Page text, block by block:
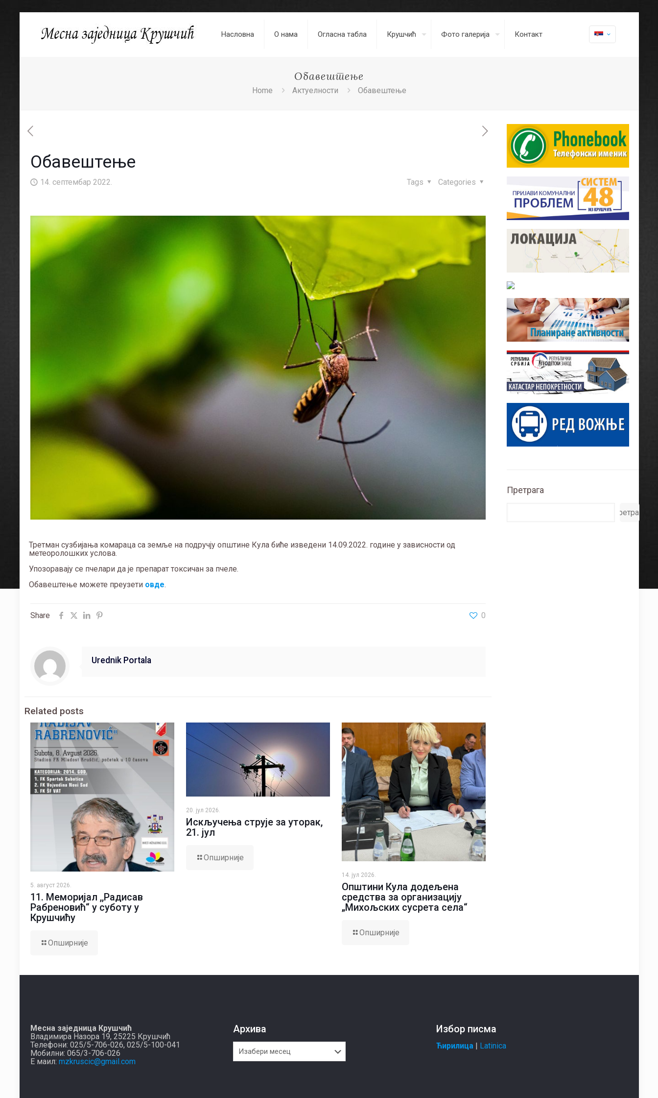
Насловна О нама Огласна табла Крушчић Фото галерија Контакт
Обавештење
Home Актуелности Обавештење
Обавештење
14. септембар 2022. Categories
Tags
Третман сузбијања комараца са земље на подручју општине Кула биће изведени 14.09.2022. године у зависности од
метеоролошких услова.
Упозоравају се пчелари да је препарат токсичан за пчеле.
Обавештење можете преузети овде.
Share 0
Urednik Portala
Related posts
5. август 2026.
11. Меморијал ,,Радисав
Рабреновић“ у суботу у
Крушчићу
Опширније
20. јул 2026.
Искључења струје за уторак,
21. јул
Опширније
14. јул 2026.
Општини Кула додељена
средства за организацију
„Михољских сусрета села“
Опширније
Претрага
Претрага
Месна заједница Крушчић
Владимира Назора 19, 25225 Крушчић
Телефони: 025/5-706-026, 025/5-100-041
Мобилни: 065/3-706-026
Е маил: mzkruscic@gmail.com
Архива Избор писма
Ћирилица | Latinica